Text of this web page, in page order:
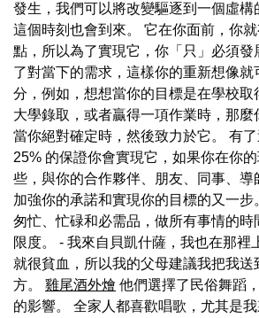
發生，我們可以將改變驅逐到一個虛構
這個時刻也會到來。 它在你面前，你
點，所以為了實現它，你「只」必須發
了對當下的需求，這樣你的重新想像就
分，例如，想想當你的目標是在學校取
大學錄取，或者贏得一項作業時，那麼
當你絕對確定時，然後致力於它。 有
25% 的保證你會實現它，如果你在你
些，與你的合作夥伴、朋友、同事、導
加強你的承諾和實現你的目標的又一步
匆忙、忙碌和必需品，做所有事情的時
限度。 - 我來自貝凱什薩，我也在那裡
就很貧血，所以我的父母建議我把我
方。 雞尾酒外燴 他們選擇了民俗舞蹈
的影響。 全家人都喜歡唱歌，尤其是